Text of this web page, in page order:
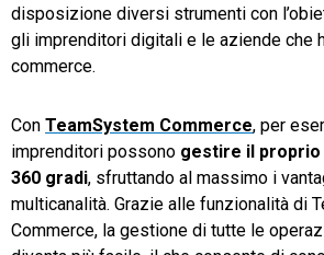
disposizione diversi strumenti con
gli imprenditori digitali e le aziende che
commerce.
Con TeamSystem Commerce, per
imprenditori possono gestire il
360 gradi, sfruttando al massimo i
multicanalità. Grazie alle funzionalità di
Commerce, la gestione di tutte le